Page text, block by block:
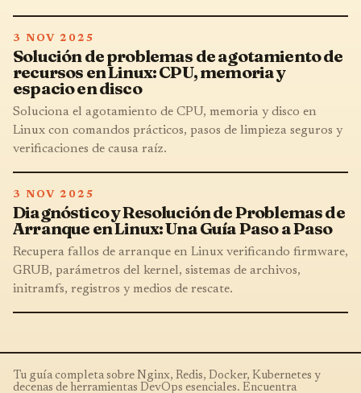
3 NOV 2025
Solución de problemas de agotamiento de
recursos en Linux: CPU, memoria y
espacio en disco
Soluciona el agotamiento de CPU, memoria y disco en
Linux con comandos prácticos, pasos de limpieza seguros y
verificaciones de causa raíz.
3 NOV 2025
Diagnóstico y Resolución de Problemas de
Arranque en Linux: Una Guía Paso a Paso
Recupera fallos de arranque en Linux verificando firmware,
GRUB, parámetros del kernel, sistemas de archivos,
initramfs, registros y medios de rescate.
Tu guía completa sobre Nginx, Redis, Docker, Kubernetes y
decenas de herramientas DevOps esenciales. Encuentra